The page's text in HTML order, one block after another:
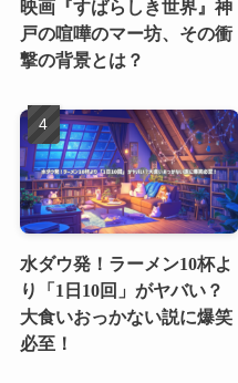
映画『すばらしき世界』神
戸の喧嘩のマー坊、その衝
撃の背景とは？
水ダウ発！ラーメン10杯よ
り「1日10回」がヤバい？
大食いおっかない説に爆笑
必至！